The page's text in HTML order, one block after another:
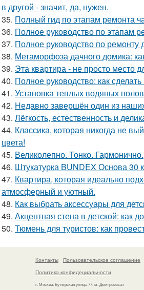
в другой - значит, да, нужен.
35. Полный гид по этапам ремонта
36. Полное руководство по этапам
37. Полное руководство по ремонту
38. Метаморфоза дачного домика:
39. Эта квартира - не просто место
40. Полное руководство: как
41. Установка теплых водяных
42. Недавно завершён один из
43. Лёгкость, естественность и
44. Классика, которая никогда не
цвета!
45. Великолепно. Тонко. Гармонично.
46. Штукатурка BUNDEX Основа 30
47. Квартира, которая идеально
атмосферный и уютный.
48. Как выбрать аксессуары для
49. Акцентная стена в детской: как
50. Тюмень для туристов: как
Контакты
Пользовательское соглашение
Политика конфидециальности
г. Москва, Бутырская улица 77, м. Дмитровская